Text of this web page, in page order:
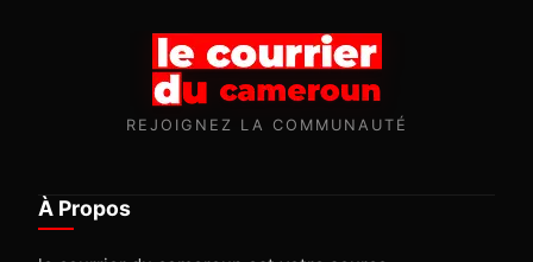
REJOIGNEZ LA COMMUNAUTÉ
À Propos